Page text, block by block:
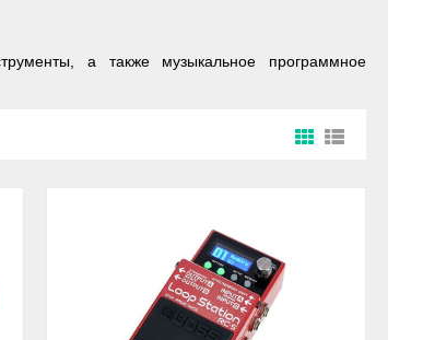
а также музыкальное программное